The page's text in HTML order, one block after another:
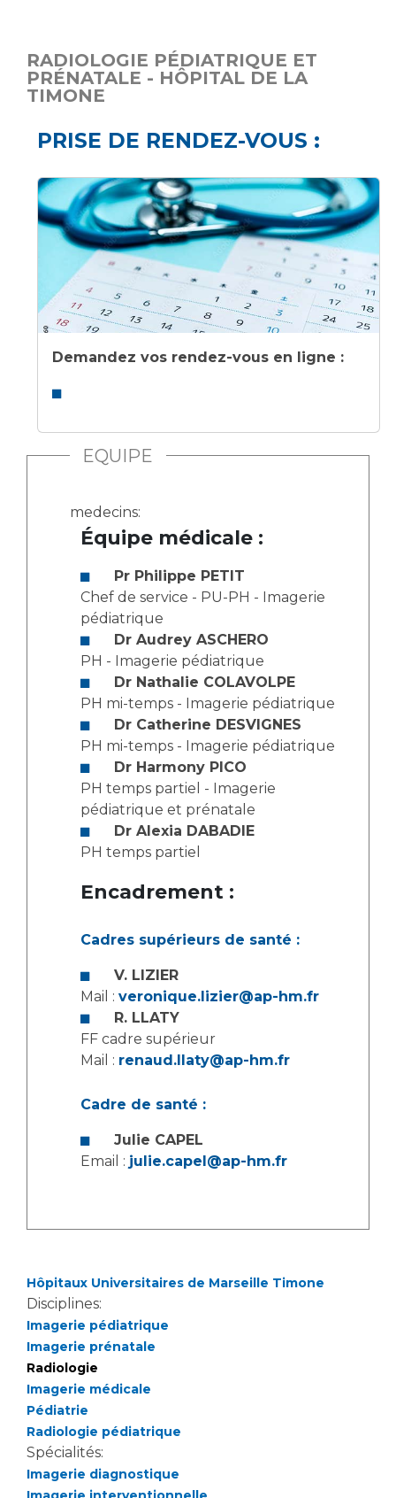
RADIOLOGIE PÉDIATRIQUE ET
PRÉNATALE - HÔPITAL DE LA
TIMONE
PRISE DE RENDEZ-VOUS :
Demandez vos rendez-vous en ligne :
EQUIPE
medecins:
Équipe médicale :
Pr Philippe PETIT
Chef de service - PU-PH - Imagerie
pédiatrique
Dr Audrey ASCHERO
PH - Imagerie pédiatrique
Dr Nathalie COLAVOLPE
PH mi-temps - Imagerie pédiatrique
Dr Catherine DESVIGNES
PH mi-temps - Imagerie pédiatrique
Dr Harmony PICO
PH temps partiel - Imagerie
pédiatrique et prénatale
Dr Alexia DABADIE
PH temps partiel
Encadrement :
Cadres supérieurs de santé :
V. LIZIER
Mail : veronique.lizier@ap-hm.fr
R. LLATY
FF cadre supérieur
Mail : renaud.llaty@ap-hm.fr
Cadre de santé :
Julie CAPEL
Email : julie.capel@ap-hm.fr
Hôpitaux Universitaires de Marseille Timone
Disciplines:
Imagerie pédiatrique
Imagerie prénatale
Radiologie
Imagerie médicale
Pédiatrie
Radiologie pédiatrique
Spécialités:
Imagerie diagnostique